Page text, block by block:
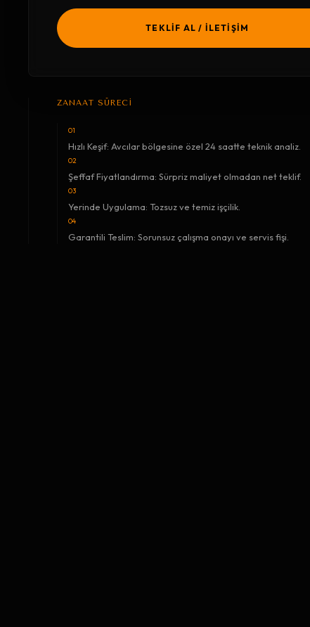
TEKLİF AL / İLETİŞİM
ZANAAT SÜRECİ
01
Hızlı Keşif: Avcılar bölgesine özel 24 saatte teknik analiz.
02
Şeffaf Fiyatlandırma: Sürpriz maliyet olmadan net teklif.
03
Yerinde Uygulama: Tozsuz ve temiz işçilik.
04
Garantili Teslim: Sorunsuz çalışma onayı ve servis fişi.